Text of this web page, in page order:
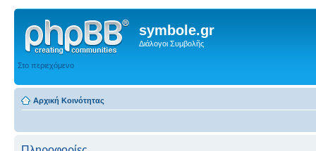
symbole.gr
Διάλογοι Συμβολῆς
Στο περιεχόμενο
Αρχική Κοινότητας